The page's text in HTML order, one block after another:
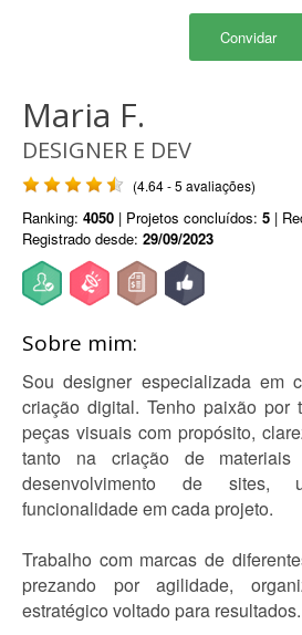
Convidar
Maria F.
DESIGNER E DEV
(4.64 - 5 avaliações)
Ranking: 4050 | Projetos concluídos: 5 |
Registrado desde: 29/09/2023
Sobre mim:
Sou designer especializada em
criação digital. Tenho paixão por
peças visuais com propósito,
tanto na criação de materiais
desenvolvimento de sites,
funcionalidade em cada projeto.
Trabalho com marcas de
prezando por agilidade,
estratégico voltado para resultados.